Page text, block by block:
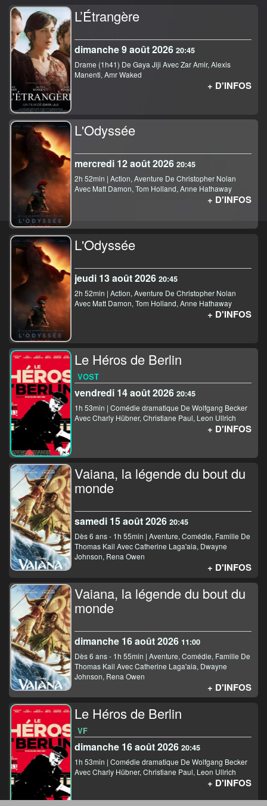
L’Étrangère
dimanche 9 août 2026 20:45
Drame (1h41) De Gaya Jiji Avec Zar Amir, Alexis
Manenti, Amr Waked
+ D'INFOS
L'Odyssée
mercredi 12 août 2026 20:45
2h 52min | Action, Aventure De Christopher Nolan
Avec Matt Damon, Tom Holland, Anne Hathaway
+ D'INFOS
L'Odyssée
jeudi 13 août 2026 20:45
2h 52min | Action, Aventure De Christopher Nolan
Avec Matt Damon, Tom Holland, Anne Hathaway
+ D'INFOS
Le Héros de Berlin
VOST
vendredi 14 août 2026 20:45
1h 53min | Comédie dramatique De Wolfgang Becker
Avec Charly Hübner, Christiane Paul, Leon Ullrich
+ D'INFOS
Vaiana, la légende du bout du
monde
samedi 15 août 2026 20:45
Dès 6 ans - 1h 55min | Aventure, Comédie, Famille De
Thomas Kail Avec Catherine Laga'aia, Dwayne
Johnson, Rena Owen
+ D'INFOS
Vaiana, la légende du bout du
monde
dimanche 16 août 2026 11:00
Dès 6 ans - 1h 55min | Aventure, Comédie, Famille De
Thomas Kail Avec Catherine Laga'aia, Dwayne
Johnson, Rena Owen
+ D'INFOS
Le Héros de Berlin
VF
dimanche 16 août 2026 20:45
1h 53min | Comédie dramatique De Wolfgang Becker
Avec Charly Hübner, Christiane Paul, Leon Ullrich
+ D'INFOS